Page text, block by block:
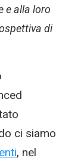
e alla loro
di
ci siamo
, nel